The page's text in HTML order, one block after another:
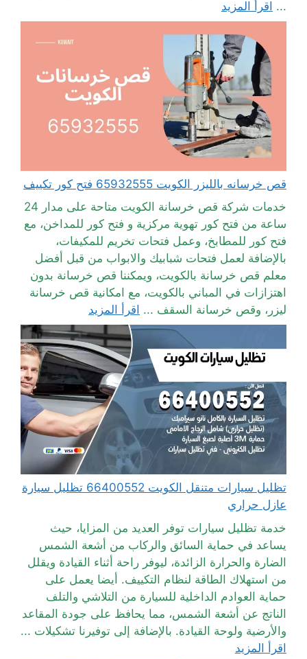
... اقرأ المزيد
قص خرسانه بالليزر الكويت 65932555 فتح كور تكييف
خدمات شركة قص خرسانة الكويت متاحة على مدار 24
ساعة من فتح كور تهوية مركزية و فتح كور للمداخن، مع
فتح كور للمطابخ، وعمل فتحات تخريم للمكيفات،
بالإضافة لعمل فتحات شبابيك والابواب من قبل أفضل
معلم قص خرسانة بالكويت، ويمكننا قص خرسانة بدون
اهتزازات في المباني بالكويت، مع امكانية قص خرسانة
ليزر، وقص خرسانة السقف ... اقرأ المزيد
تظليل سيارات متنقل الكويت 66400552 تظليل سيارة
عازل حراري
خدمة تظليل سيارات توفر العديد من المزايا، حيث
يساعد في حماية السائق والركاب من أشعة الشمس
الضارة والحرارة الزائدة، ليوفر راحة أثناء القيادة ويقلل
من استهلاك الطاقة لنظام التكييف. أيضا يعمل على
حماية العوادم الداخلية للسيارة من التلاشي والتلف
الناتج عن أشعة الشمس، مما يحافظ على جودة المقاعد
والأرضية ولوحة القيادة. بالإضافة إلى توفيرنا تشكيلات ...
اقرأ المزيد